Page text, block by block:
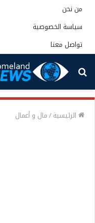
من نحن
سياسة الخصوصية
تواصل معنا
بحث
عن
الرئيسية/مال و أعمال